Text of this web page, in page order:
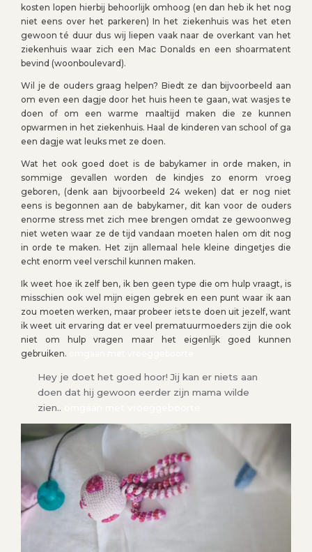
kosten lopen hierbij behoorlijk omhoog (en dan heb ik het nog
niet eens over het parkeren) In het ziekenhuis was het eten
gewoon té duur dus wij liepen vaak naar de overkant van het
ziekenhuis waar zich een Mac Donalds en een shoarmatent
bevind (woonboulevard).
Wil je de ouders graag helpen? Biedt ze dan bijvoorbeeld aan
om even een dagje door het huis heen te gaan, wat wasjes te
doen of om een warme maaltijd maken die ze kunnen
opwarmen in het ziekenhuis. Haal de kinderen van school of ga
een dagje wat leuks met ze doen.
Wat het ook goed doet is de babykamer in orde maken, in
sommige gevallen worden de kindjes zo enorm vroeg
geboren, (denk aan bijvoorbeeld 24 weken) dat er nog niet
eens is begonnen aan de babykamer, dit kan voor de ouders
enorme stress met zich mee brengen omdat ze gewoonweg
niet weten waar ze de tijd vandaan moeten halen om dit nog
in orde te maken. Het zijn allemaal hele kleine dingetjes die
echt enorm veel verschil kunnen maken.
Ik weet hoe ik zelf ben, ik ben geen type die om hulp vraagt, is
misschien ook wel mijn eigen gebrek en een punt waar ik aan
zou moeten werken, maar probeer iets te doen uit jezelf, want
ik weet uit ervaring dat er veel prematuurmoeders zijn die ook
niet om hulp vragen maar het eigenlijk goed kunnen
gebruiken.
Hey je doet het goed hoor! Jij kan er niets aan
doen dat hij gewoon eerder zijn mama wilde
zien..